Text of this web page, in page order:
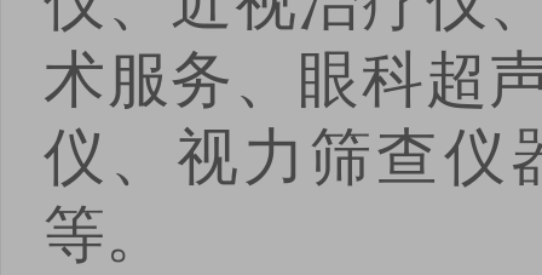
术服务、眼科超
仪、视力筛查仪
等。